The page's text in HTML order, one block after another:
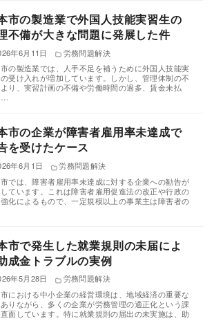
市の製造業で外国人技能実習生の
不備が大きな問題に発展した件
年6月11日
労務問題解決
の製造業では、人手不足を補うために外国人技能実
受け入れが増加しています。しかし、管理体制の不
り、実習計画の不備や労働時間の過多、賃金未払
…
市の企業が障害者雇用率未達成で
を受けたケース
年6月1日
労務問題解決
では、障害者雇用率未達成に対する企業への勧告が
ています。これは障害者雇用促進法の改正や行政の
化によるもので、一定規模以上の事業主は障害者の
市で発生した就業規則の未届によ
成金トラブルの実例
年5月28日
労務問題解決
における中小企業の経営環境は、地域経済の重要な
りながら、多くの企業が労務管理の適正化という課
面しています。特に就業規則の届出の未実施は、助